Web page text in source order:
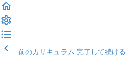
前のカリキュラム 完了して続ける